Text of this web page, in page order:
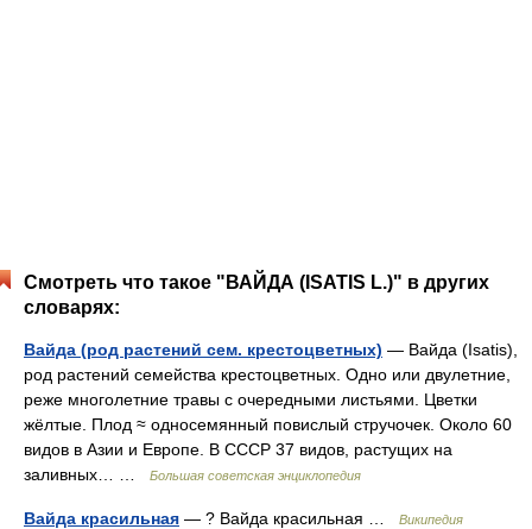
Смотреть что такое "ВАЙДА (ISATIS L.)" в других
словарях:
Вайда (род растений сем. крестоцветных) — Вайда (Isatis),
род растений семейства крестоцветных. Одно или двулетние,
реже многолетние травы с очередными листьями. Цветки
жёлтые. Плод ≈ односемянный повислый стручочек. Около 60
видов в Азии и Европе. В СССР 37 видов, растущих на
заливных… …
Большая советская энциклопедия
Вайда красильная — ? Вайда красильная … Википедия